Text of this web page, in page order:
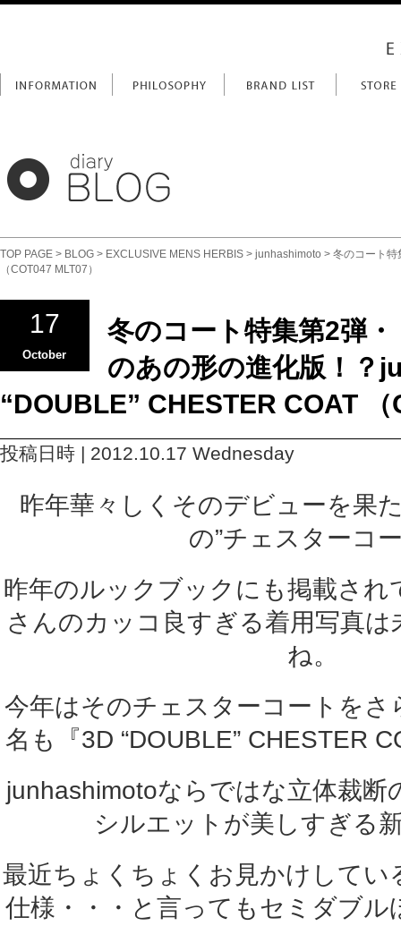
TOP PAGE > BLOG > EXCLUSIVE MENS HERBIS > junhashimoto > 冬のコート特
（COT047 MLT07）
17
October
冬のコート特集第2弾
のあの形の進化版！？
“DOUBLE” CHESTER COAT
投稿日時 | 2012.10.17 Wednesday
昨年華々しくそのデビューを果
の”チェスターコ
昨年のルックブックにも掲載さ
さんのカッコ良すぎる着用写真
ね。
今年はそのチェスターコートを
名も『3D “DOUBLE” CHESTER
junhashimotoならではな立体裁断
シルエットが美しすぎる
最近ちょくちょくお見かけして
仕様・・・と言ってもセミダブル